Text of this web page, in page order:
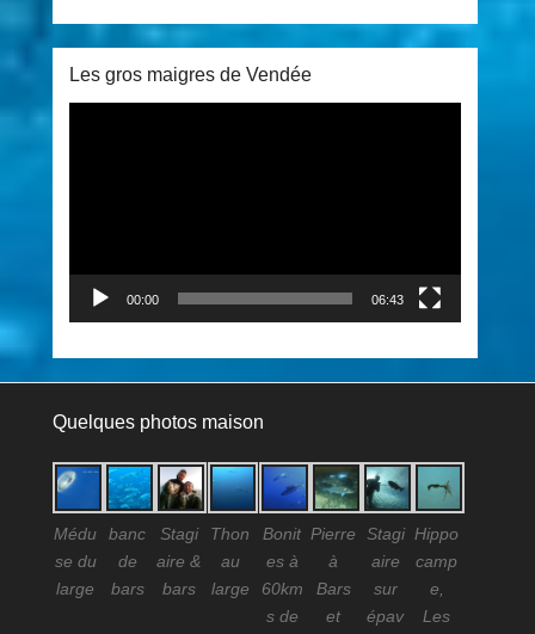
Les gros maigres de Vendée
00:00 06:43
Quelques photos maison
Médu
se du
large
banc
de
bars
Stagi
aire &
bars
Thon
au
large
Bonit
es à
60km
s de
Pierre
à
Bars
et
Stagi
aire
sur
épav
Hippo
camp
e,
Les